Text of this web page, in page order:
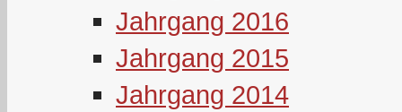
Jahrgang 2016
Jahrgang 2015
Jahrgang 2014